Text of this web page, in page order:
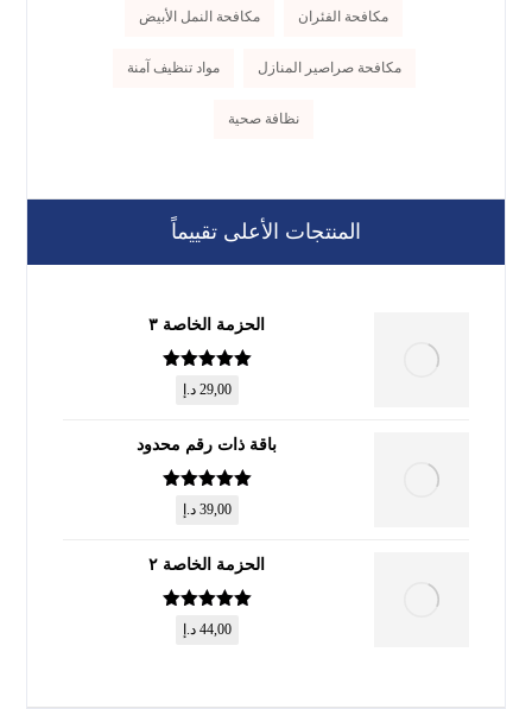
مكافحة الفئران مكافحة النمل الأبيض
مكافحة صراصير المنازل مواد تنظيف آمنة
نظافة صحية
المنتجات الأعلى تقييماً
الحزمة الخاصة ٣
تم التقييم
من 5
29,00 د.إ
باقة ذات رقم محدود
تم التقييم
من 5
39,00 د.إ
الحزمة الخاصة ٢
تم التقييم
من 5
44,00 د.إ